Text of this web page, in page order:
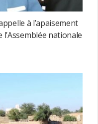
à l’apaisement
nationale